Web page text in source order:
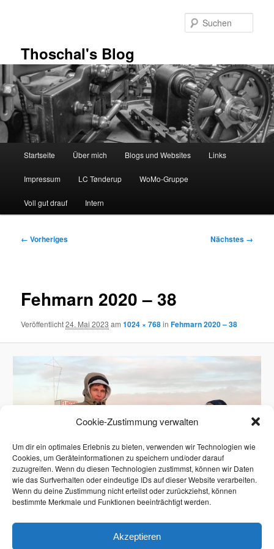
Cookie-Zustimmung verwalten
Um dir ein optimales Erlebnis zu bieten, verwenden wir Technologien wie
Cookies, um Geräteinformationen zu speichern und/oder darauf
zuzugreifen. Wenn du diesen Technologien zustimmst, können wir Daten
wie das Surfverhalten oder eindeutige IDs auf dieser Website verarbeiten.
Wenn du deine Zustimmung nicht erteilst oder zurückziehst, können
bestimmte Merkmale und Funktionen beeinträchtigt werden.
Akzeptieren
Thoschal's Blog
Startseite Über mich Blogs und Websites Links
Impressum LC Tønderup WoMo-Gruppe
Voll gut drauf Intern
Bilder-
← Vorheriges Nächstes →
Fehmarn 2020 – 38
Veröffentlicht24. Mai 2023 am1024 × 768inFehmarn 2020 – 38